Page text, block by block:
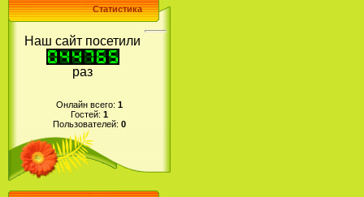
Статистика
Наш сайт посетили
раз
Онлайн всего: 1
Гостей: 1
Пользователей: 0